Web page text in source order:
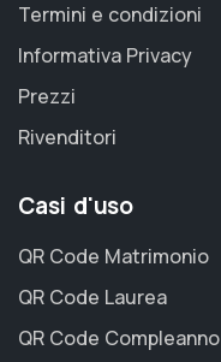
Termini e condizioni
Informativa Privacy
Prezzi
Rivenditori
Casi d'uso
QR Code Matrimonio
QR Code Laurea
QR Code Compleanno